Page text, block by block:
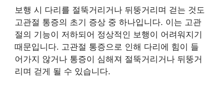
보행 시 다리를 절뚝거리거나 뒤뚱거리며 걷는 것도
고관절 통증의 초기 증상 중 하나입니다. 이는 고관
절의 기능이 저하되어 정상적인 보행이 어려워지기
때문입니다. 고관절 통증으로 인해 다리에 힘이 들
어가지 않거나 통증이 심해져 절뚝거리거나 뒤뚱거
리며 걷게 될 수 있습니다.